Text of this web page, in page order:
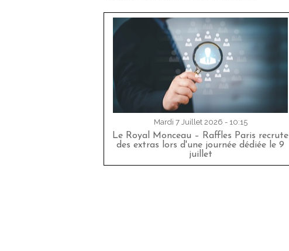
Mardi 7 Juillet 2026 - 10:15
Le Royal Monceau – Raffles Paris recrute
des extras lors d'une journée dédiée le 9
juillet